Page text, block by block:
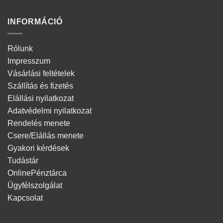
INFORMÁCIÓ
Rólunk
Impresszum
Vásárlási feltételek
Szállítás és fizetés
Elállási nyilatkozat
Adatvédelmi nyilatkozat
Rendelés menete
Csere/Elállás menete
Gyakori kérdések
Tudástár
OnlinePénztárca
Ügyfélszolgálat
Kapcsolat